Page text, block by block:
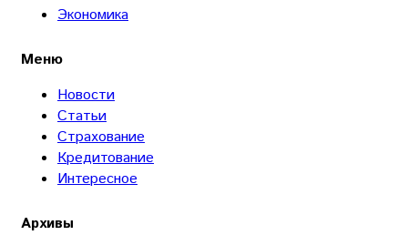
Экономика
Меню
Новости
Статьи
Страхование
Кредитование
Интересное
Архивы